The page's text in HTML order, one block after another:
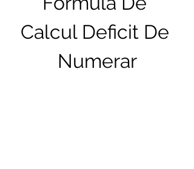
Calcul Deficit De
Numerar